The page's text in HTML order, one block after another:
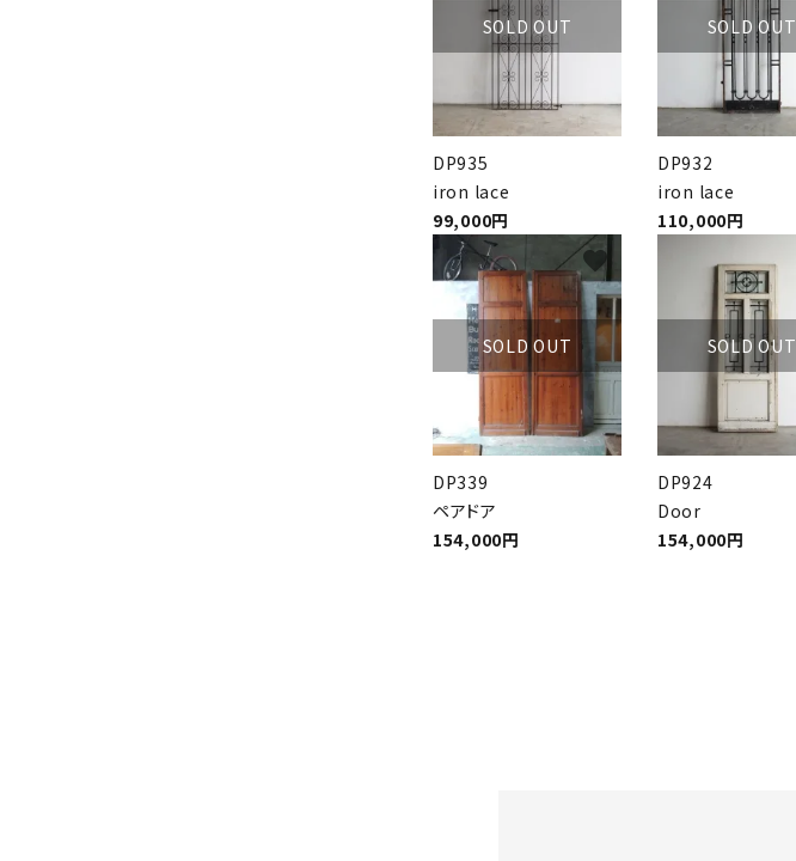
SOLD OUT
DP935
iron lace
99,000円
SOLD OUT
DP932
iron lace
110,000円
SOLD OUT
DP339
ペアドア
154,000円
favorite
SOLD OUT
DP924
Door
154,000円